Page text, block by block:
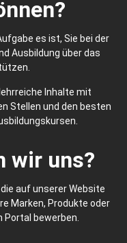
es ist, Sie bei der
Ausbildung über das
Inhalte mit
Stellen und den besten
wir uns?
auf unserer Website
Marken, Produkte oder
bewerben.